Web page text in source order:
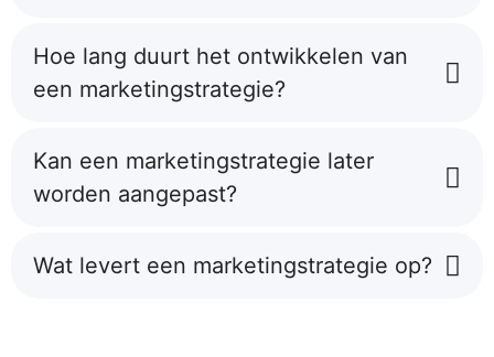
Hoe lang duurt het ontwikkelen van
een marketingstrategie?
Kan een marketingstrategie later
worden aangepast?
Wat levert een marketingstrategie op?